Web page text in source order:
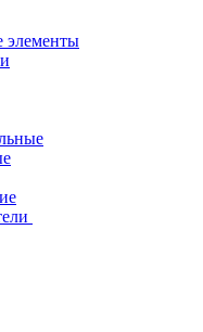
элементы